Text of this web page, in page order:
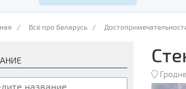
/ Всё про Беларусь /